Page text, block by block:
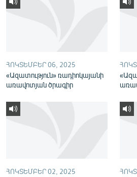
ՀԵՏԵՎԵՔ ՄԵԶ
ՀՈԿՏԵՄԲԵՐ 06, 2025
«Ազատություն» ռադիոկայանի
առավոտյան ծրագիր
ՀՈԿՏԵՄԲԵՐ 02, 2025